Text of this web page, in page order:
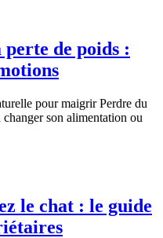
de poids :
pour maigrir Perdre du
changer son alimentation ou
le chat : le guide